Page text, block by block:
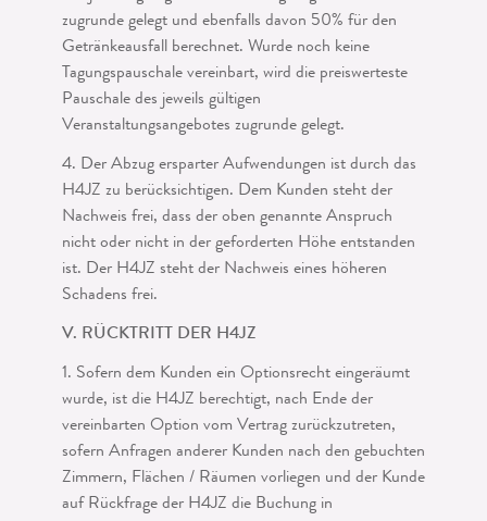
zugrunde gelegt und ebenfalls davon 50% für den
Getränkeausfall berechnet. Wurde noch keine
Tagungspauschale vereinbart, wird die preiswerteste
Pauschale des jeweils gültigen
Veranstaltungsangebotes zugrunde gelegt.
4. Der Abzug ersparter Aufwendungen ist durch das
H4JZ zu berücksichtigen. Dem Kunden steht der
Nachweis frei, dass der oben genannte Anspruch
nicht oder nicht in der geforderten Höhe entstanden
ist. Der H4JZ steht der Nachweis eines höhe­ren
Schadens frei.
V. RÜCKTRITT DER H4JZ
1. Sofern dem Kunden ein Optionsrecht eingeräumt
wurde, ist die H4JZ berechtigt, nach Ende der
vereinbarten Option vom Vertrag zurückzutreten,
sofern Anfragen anderer Kunden nach den gebuchten
Zimmern, Flächen / Räumen vorliegen und der Kunde
auf Rückfrage der H4JZ die Buchung in